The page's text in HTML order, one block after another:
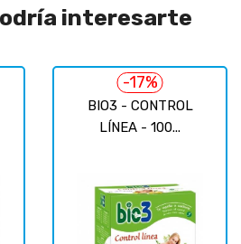
interesarte
BIO3 - CONTROL
LÍNEA - 100...
-17%